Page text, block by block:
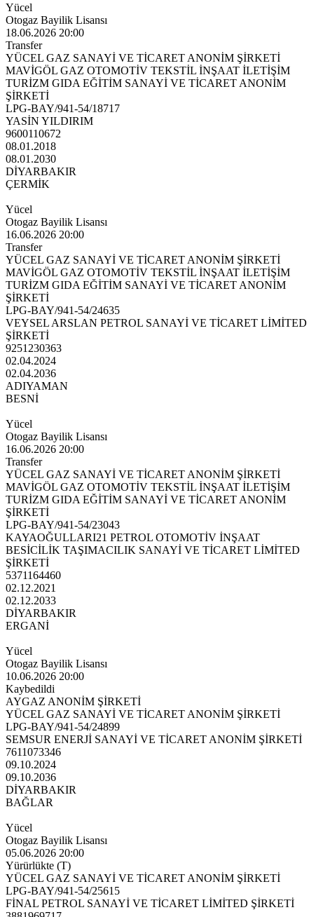
Yücel
Otogaz Bayilik Lisansı
18.06.2026 20:00
Transfer
YÜCEL GAZ SANAYİ VE TİCARET ANONİM ŞİRKETİ
MAVİGÖL GAZ OTOMOTİV TEKSTİL İNŞAAT İLETİŞİM
TURİZM GIDA EĞİTİM SANAYİ VE TİCARET ANONİM
ŞİRKETİ
LPG-BAY/941-54/18717
YASİN YILDIRIM
9600110672
08.01.2018
08.01.2030
DİYARBAKIR
ÇERMİK
Yücel
Otogaz Bayilik Lisansı
16.06.2026 20:00
Transfer
YÜCEL GAZ SANAYİ VE TİCARET ANONİM ŞİRKETİ
MAVİGÖL GAZ OTOMOTİV TEKSTİL İNŞAAT İLETİŞİM
TURİZM GIDA EĞİTİM SANAYİ VE TİCARET ANONİM
ŞİRKETİ
LPG-BAY/941-54/24635
VEYSEL ARSLAN PETROL SANAYİ VE TİCARET LİMİTED
ŞİRKETİ
9251230363
02.04.2024
02.04.2036
ADIYAMAN
BESNİ
Yücel
Otogaz Bayilik Lisansı
16.06.2026 20:00
Transfer
YÜCEL GAZ SANAYİ VE TİCARET ANONİM ŞİRKETİ
MAVİGÖL GAZ OTOMOTİV TEKSTİL İNŞAAT İLETİŞİM
TURİZM GIDA EĞİTİM SANAYİ VE TİCARET ANONİM
ŞİRKETİ
LPG-BAY/941-54/23043
KAYAOĞULLARI21 PETROL OTOMOTİV İNŞAAT
BESİCİLİK TAŞIMACILIK SANAYİ VE TİCARET LİMİTED
ŞİRKETİ
5371164460
02.12.2021
02.12.2033
DİYARBAKIR
ERGANİ
Yücel
Otogaz Bayilik Lisansı
10.06.2026 20:00
Kaybedildi
AYGAZ ANONİM ŞİRKETİ
YÜCEL GAZ SANAYİ VE TİCARET ANONİM ŞİRKETİ
LPG-BAY/941-54/24899
SEMSUR ENERJİ SANAYİ VE TİCARET ANONİM ŞİRKETİ
7611073346
09.10.2024
09.10.2036
DİYARBAKIR
BAĞLAR
Yücel
Otogaz Bayilik Lisansı
05.06.2026 20:00
Yürürlükte (T)
YÜCEL GAZ SANAYİ VE TİCARET ANONİM ŞİRKETİ
LPG-BAY/941-54/25615
FİNAL PETROL SANAYİ VE TİCARET LİMİTED ŞİRKETİ